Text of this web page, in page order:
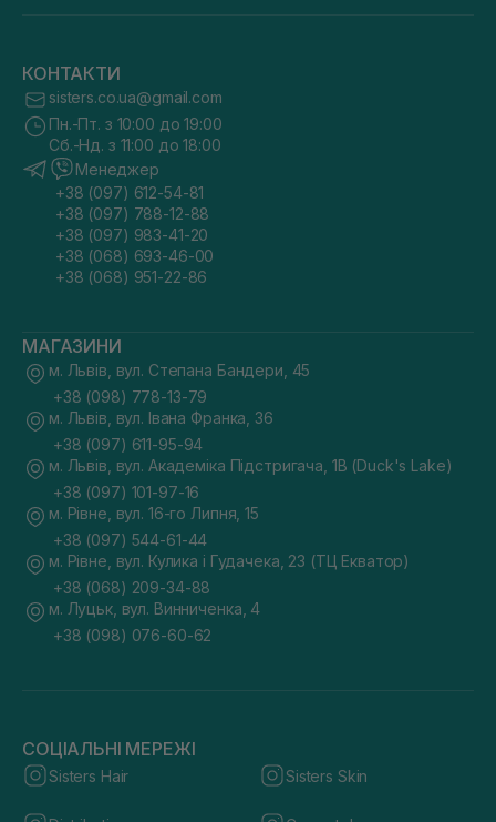
КОНТАКТИ
sisters.co.ua@gmail.com
Пн.-Пт. з 10:00 до 19:00
Сб.-Нд. з 11:00 до 18:00
Менеджер
+38 (097) 612-54-81
+38 (097) 788-12-88
+38 (097) 983-41-20
+38 (068) 693-46-00
+38 (068) 951-22-86
МАГАЗИНИ
м. Львів, вул. Степана Бандери, 45
+38 (098) 778-13-79
м. Львів, вул. Івана Франка, 36
+38 (097) 611-95-94
м. Львів, вул. Академіка Підстригача, 1В (Duck's Lake)
+38 (097) 101-97-16
м. Рівне, вул. 16-го Липня, 15
+38 (097) 544-61-44
м. Рівне, вул. Кулика і Гудачека, 23 (ТЦ Екватор)
+38 (068) 209-34-88
м. Луцьк, вул. Винниченка, 4
+38 (098) 076-60-62
СОЦІАЛЬНІ МЕРЕЖІ
Sisters Hair Sisters Skin